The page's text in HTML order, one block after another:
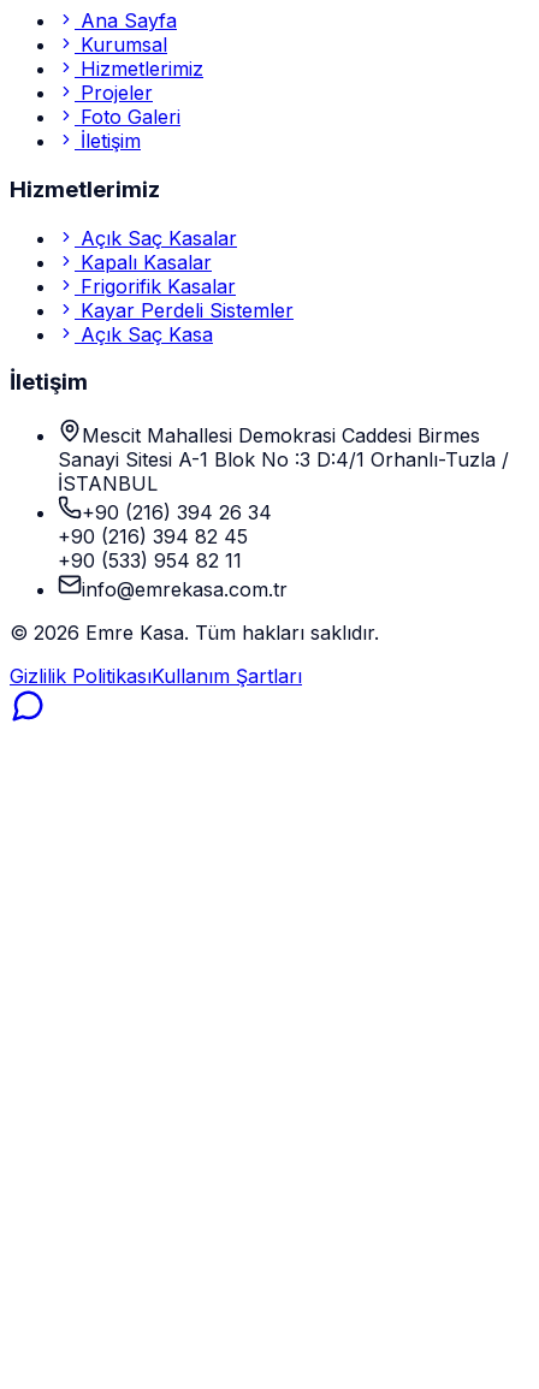
Ana Sayfa
Kurumsal
Hizmetlerimiz
Projeler
Foto Galeri
İletişim
Hizmetlerimiz
Açık Saç Kasalar
Kapalı Kasalar
Frigorifik Kasalar
Kayar Perdeli Sistemler
Açık Saç Kasa
İletişim
Mescit Mahallesi Demokrasi Caddesi Birmes
Sanayi Sitesi A-1 Blok No :3 D:4/1 Orhanlı-Tuzla /
İSTANBUL
+90 (216) 394 26 34
+90 (216) 394 82 45
+90 (533) 954 82 11
info@emrekasa.com.tr
© 2026 Emre Kasa. Tüm hakları saklıdır.
Gizlilik PolitikasıKullanım Şartları